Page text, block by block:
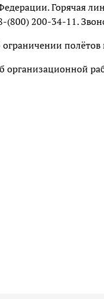
Горячая
(800) 200-34-11.
ограничении
организационной